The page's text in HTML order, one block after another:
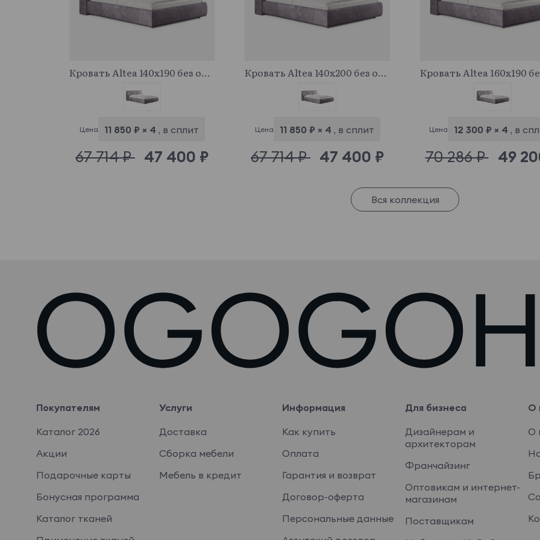
Кровать Altea 140x190 без основания и подъемного механизма
Цена 11 850 ₽ × 4 , в сплит
67 714 ₽ 47 400 ₽
Кровать Altea 140x200 без основания и подъемного механизма
Цена 11 850 ₽ × 4 , в сплит
67 714 ₽ 47 400 ₽
Цена 12 300 ₽ × 4 , в
70 286 ₽ 49
Вся коллекция
Покупателям
Каталог 2026
Акции
Подарочные карты
Бонусная программа
Каталог тканей
Услуги
Доставка
Сборка мебели
Мебель в кредит
Информация
Как купить
Оплата
Гарантия и возврат
Договор-оферта
Персональные данные
Для бизнеса
Дизайнерам и
архитекторам
Франчайзинг
Оптовикам и интернет-
магазинам
Поставщикам
О
О